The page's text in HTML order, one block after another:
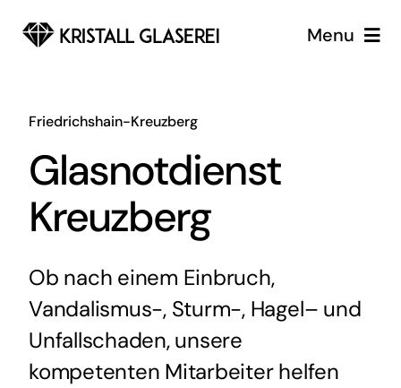
Inhalt
Menu
Services
Über uns
Friedrichshain-Kreuzberg
Glasnotdienst
Kreuzberg
Ob nach einem Einbruch,
Vandalismus-, Sturm-, Hagel– und
Unfallschaden, unsere
kompetenten Mitarbeiter helfen